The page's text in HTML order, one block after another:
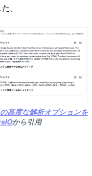
。
高度な解析オプションを
から引用